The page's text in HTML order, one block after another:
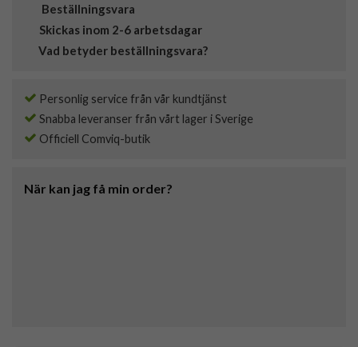
Beställningsvara
Skickas inom 2-6 arbetsdagar
Vad betyder beställningsvara?
Personlig service från vår kundtjänst
Snabba leveranser från vårt lager i Sverige
Officiell Comviq-butik
När kan jag få min order?